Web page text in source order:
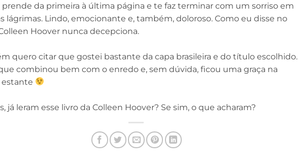
da primeira à última página e te faz terminar com um sorriso em
lágrimas. Lindo, emocionante e, também, doloroso. Como eu disse no
Hoover nunca decepciona.
quero citar que gostei bastante da capa brasileira e do título escolhido.
combinou bem com o enredo e, sem dúvida, ficou uma graça na
já leram esse livro da Colleen Hoover? Se sim, o que acharam?